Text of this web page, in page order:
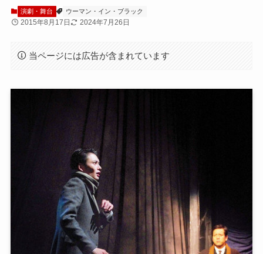
演劇・舞台 ウーマン・イン・ブラック
2015年8月17日 2024年7月26日
当ページには広告が含まれています